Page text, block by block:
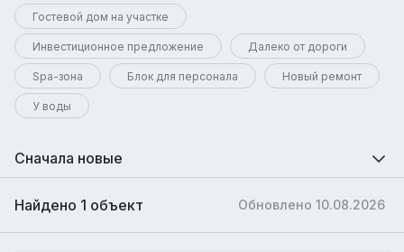
Гостевой дом на участке
Инвестиционное предложение Далеко от дороги
Spa-зона Блок для персонала Новый ремонт
У воды
Сначала новые
Обновлено 10.08.2026
Найдено 1 объект